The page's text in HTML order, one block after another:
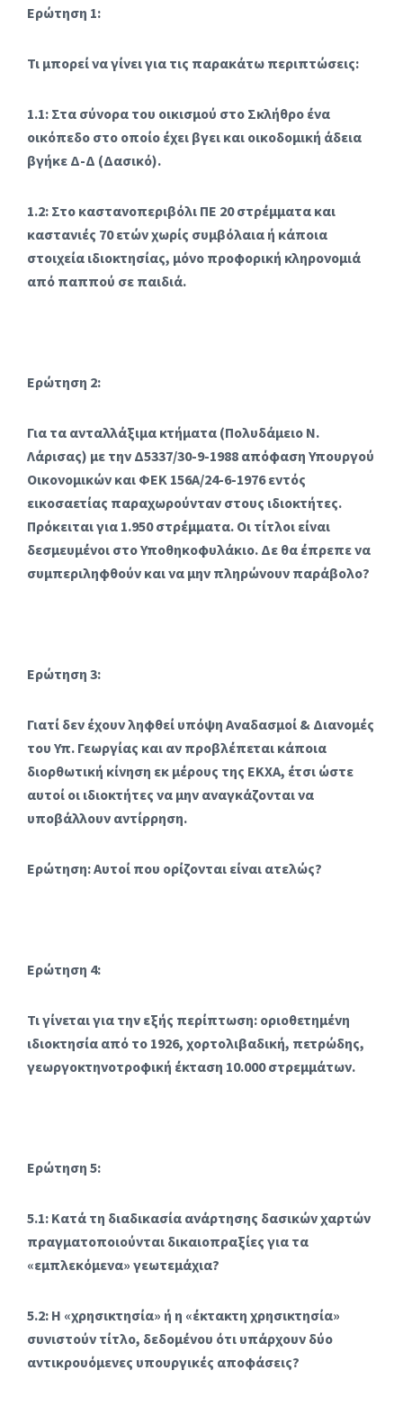
Ερώτηση 1:
Τι μπορεί να γίνει για τις παρακάτω περιπτώσεις:
1.1: Στα σύνορα του οικισμού στο Σκλήθρο ένα
οικόπεδο στο οποίο έχει βγει και οικοδομική άδεια
βγήκε Δ-Δ (Δασικό).
1.2: Στο καστανοπεριβόλι ΠΕ 20 στρέμματα και
καστανιές 70 ετών χωρίς συμβόλαια ή κάποια
στοιχεία ιδιοκτησίας, μόνο προφορική κληρονομιά
από παππού σε παιδιά.
Ερώτηση 2:
Για τα ανταλλάξιμα κτήματα (Πολυδάμειο Ν.
Λάρισας) με την Δ5337/30-9-1988 απόφαση Υπουργού
Οικονομικών και ΦΕΚ 156Α/24-6-1976 εντός
εικοσαετίας παραχωρούνταν στους ιδιοκτήτες.
Πρόκειται για 1.950 στρέμματα. Οι τίτλοι είναι
δεσμευμένοι στο Υποθηκοφυλάκιο. Δε θα έπρεπε να
συμπεριληφθούν και να μην πληρώνουν παράβολο?
Ερώτηση 3:
Γιατί δεν έχουν ληφθεί υπόψη Αναδασμοί & Διανομές
του Υπ. Γεωργίας και αν προβλέπεται κάποια
διορθωτική κίνηση εκ μέρους της ΕΚΧΑ, έτσι ώστε
αυτοί οι ιδιοκτήτες να μην αναγκάζονται να
υποβάλλουν αντίρρηση.
Ερώτηση: Αυτοί που ορίζονται είναι ατελώς?
Ερώτηση 4:
Τι γίνεται για την εξής περίπτωση: οριοθετημένη
ιδιοκτησία από το 1926, χορτολιβαδική, πετρώδης,
γεωργοκτηνοτροφική έκταση 10.000 στρεμμάτων.
Ερώτηση 5:
5.1: Κατά τη διαδικασία ανάρτησης δασικών χαρτών
πραγματοποιούνται δικαιοπραξίες για τα
«εμπλεκόμενα» γεωτεμάχια?
5.2: Η «χρησικτησία» ή η «έκτακτη χρησικτησία»
συνιστούν τίτλο, δεδομένου ότι υπάρχουν δύο
αντικρουόμενες υπουργικές αποφάσεις?